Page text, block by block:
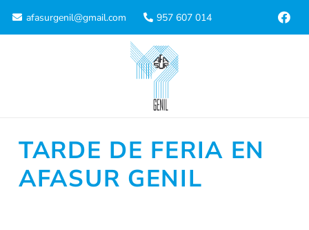
afasurgenil@gmail.com 957 607 014
TARDE DE FERIA EN
AFASUR GENIL